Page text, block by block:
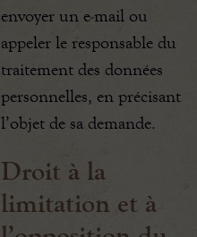
envoyer un e-mail ou
appeler le responsable du
traitement des données
personnelles, en précisant
l’objet de sa demande.
Droit à la
limitation et à